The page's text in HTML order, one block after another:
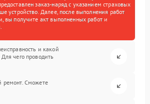
заказ-наряд с указанием страховых
устройство. Далее, после выполнения работ
вы получите акт выполненных работ и
и какой
чего проводить
ремонт. Сможете